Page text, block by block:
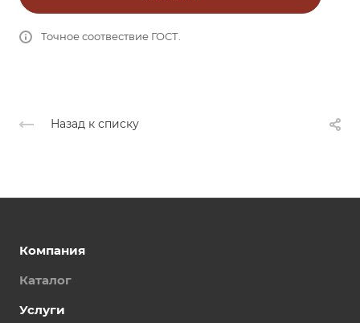
Точное соотвествие ГОСТ.
Назад к списку
Компания
Каталог
Услуги